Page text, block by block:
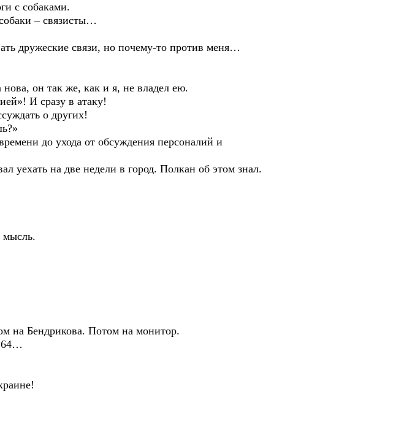
с собаками.
– связисты…
дружеские связи, но почему-то против меня…
он так же, как и я, не владел ею.
И сразу в атаку!
о других!
до ухода от обсуждения персоналий и
на две недели в город. Полкан об этом знал.
Бендрикова. Потом на монитор.